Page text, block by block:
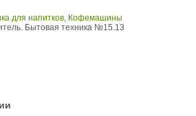
для напитков, Кофемашины
Бытовая техника №15.13